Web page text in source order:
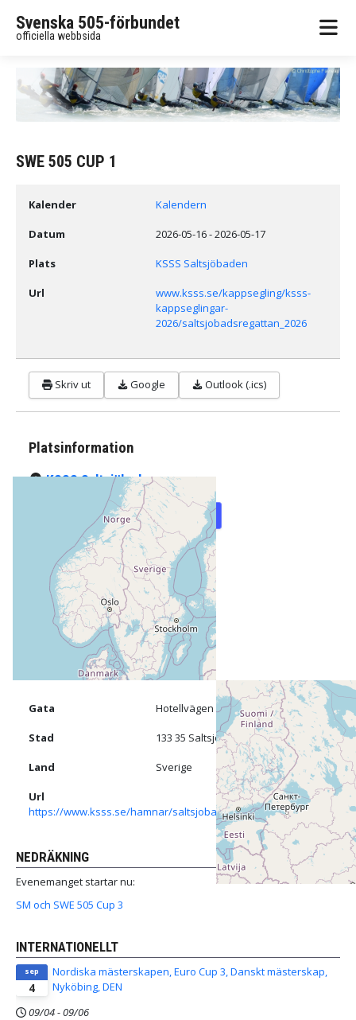
Svenska 505-förbundet
officiella webbsida
SWE 505 CUP 1
Kalender Kalendern
Datum 2026-05-16-2026-05-17
Plats KSSS Saltsjöbaden
Url
www.ksss.se/kappsegling/ksss-
kappseglingar-
2026/saltsjobadsregattan_2026
Skriv ut Google Outlook (.ics)
Platsinformation
KSSS Saltsjöbaden
Vägbeskrivning
Gata Hotellvägen 9
Stad 133 35 Saltsjöbaden
Land Sverige
Url
https://www.ksss.se/hamnar/saltsjobaden/
NEDRÄKNING
Evenemanget startar nu:
SM och SWE 505 Cup 3
INTERNATIONELLT
4
sep
Nordiska mästerskapen, Euro Cup 3, Danskt mästerskap,
Nyköbing, DEN
09/04-09/06